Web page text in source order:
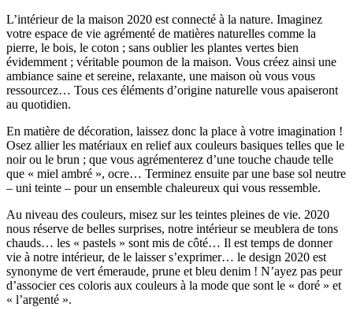
L’intérieur de la maison 2020 est connecté à la nature. Imaginez
votre espace de vie agrémenté de matières naturelles comme la
pierre, le bois, le coton ; sans oublier les plantes vertes bien
évidemment ; véritable poumon de la maison. Vous créez ainsi une
ambiance saine et sereine, relaxante, une maison où vous vous
ressourcez… Tous ces éléments d’origine naturelle vous apaiseront
au quotidien.
En matière de décoration, laissez donc la place à votre imagination !
Osez allier les matériaux en relief aux couleurs basiques telles que le
noir ou le brun ; que vous agrémenterez d’une touche chaude telle
que « miel ambré », ocre… Terminez ensuite par une base sol neutre
– uni teinte – pour un ensemble chaleureux qui vous ressemble.
Au niveau des couleurs, misez sur les teintes pleines de vie. 2020
nous réserve de belles surprises, notre intérieur se meublera de tons
chauds… les « pastels » sont mis de côté… Il est temps de donner
vie à notre intérieur, de le laisser s’exprimer… le design 2020 est
synonyme de vert émeraude, prune et bleu denim ! N’ayez pas peur
d’associer ces coloris aux couleurs à la mode que sont le « doré » et
« l’argenté ».